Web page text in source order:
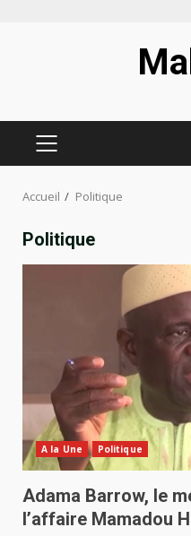
MENU
Accueil Politique
Politique
A la Une Politique
Adama Barrow, le
l’affaire Mamadou